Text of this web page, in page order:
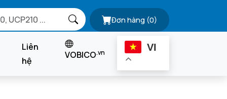
Đơn hàng (0)
Liên
hệ
VOBICO.vn VI